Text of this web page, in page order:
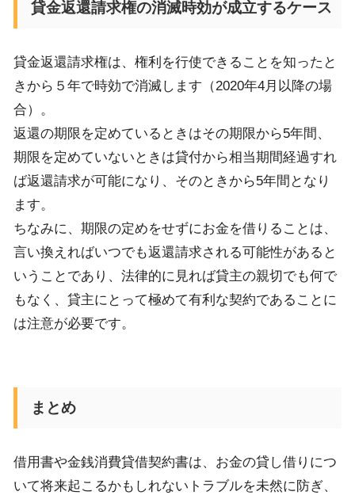
貸金返還請求権の消滅時効が成立するケース
貸金返還請求権は、権利を行使できることを知ったと
きから５年で時効で消滅します （2020年4月以降の場
合） 。
返還の期限を定めているときはその期限から5年間、
期限を定めていないときは貸付から相当期間経過すれ
ば返還請求が可能になり、そのときから5年間となり
ます。
ちなみに、 期限の定めをせずにお金を借りることは、
言い換えればいつでも返還請求される可能性があると
いうことであり、法律的に見れば貸主の親切でも何で
もなく、 貸主にとって極めて有利な契約であることに
は注意が必要です。
まとめ
借用書や金銭消費貸借契約書は、お金の貸し借りにつ
いて将来起こるかもしれないトラブルを未然に防ぎ、